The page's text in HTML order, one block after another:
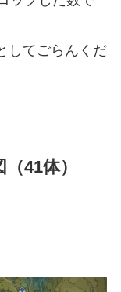
してごらんくだ
41体）